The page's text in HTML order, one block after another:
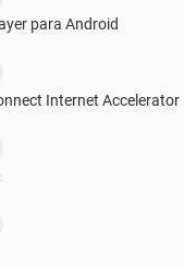
para Android
Internet Accelerator